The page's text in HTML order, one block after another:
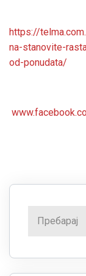
https://
na-stanovite-
od-ponudata/